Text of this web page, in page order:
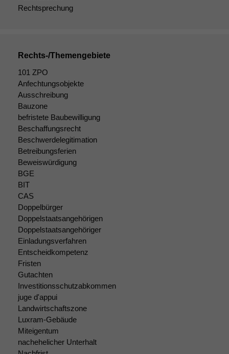
Rechtsprechung
Rechts-/Themengebiete
101 ZPO
Anfechtungsobjekte
Ausschreibung
Bauzone
befristete Baubewilligung
Beschaffungsrecht
Beschwerdelegitimation
Betreibungsferien
Beweiswürdigung
BGE
BIT
CAS
Doppelbürger
Doppelstaatsangehörigen
Doppelstaatsangehöriger
Einladungsverfahren
Entscheidkompetenz
Fristen
Gutachten
Investitionsschutzabkommen
juge d'appui
Landwirtschaftszone
Luxram-Gebäude
Miteigentum
nachehelicher Unterhalt